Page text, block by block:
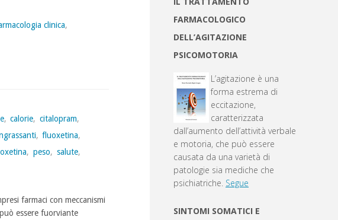
clinica,
, calorie, citalopram,
, fluoxetina,
, peso, salute,
farmaci con meccanismi
essere fuorviante
FARMACOLOGICO
DELL’AGITAZIONE
PSICOMOTORIA
L’agitazione è una
forma estrema di
eccitazione,
caratterizzata
dall’aumento dell’attività verbale
e motoria, che può essere
causata da una varietà di
patologie sia mediche che
psichiatriche. Segue
SINTOMI SOMATICI E